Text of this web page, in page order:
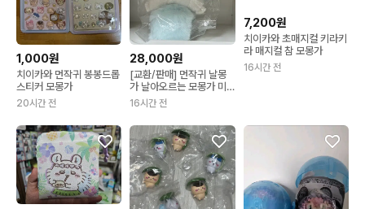
1,000원
치이카와 먼작귀 봉봉드롭
스티커 모몽가
20시간 전
28,000원
[교환/판매] 먼작귀 날몽
가 날아오르는 모몽가 미
개봉
16시간 전
7,200원
치이카와 초매지컬 키라키
라 매지컬 참 모몽가
16시간 전